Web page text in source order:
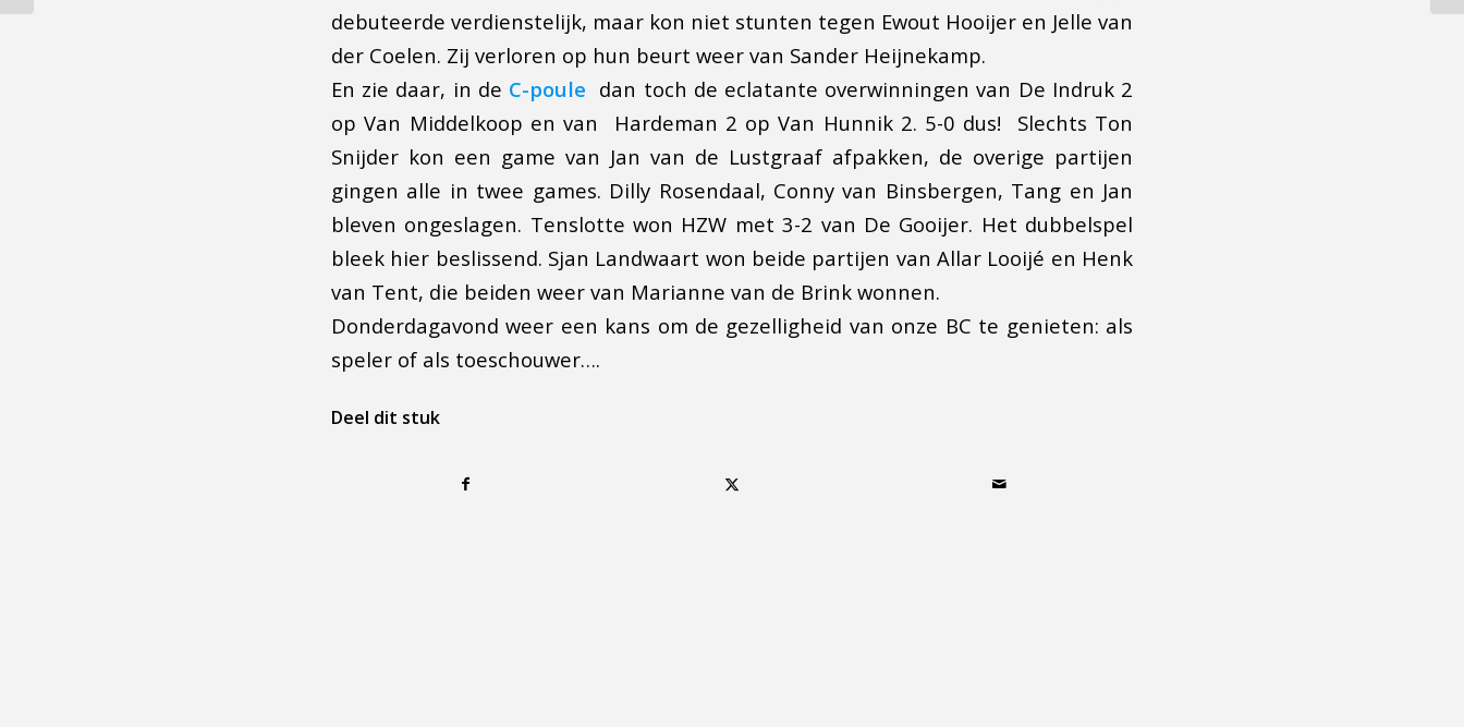
debuteerde verdienstelijk, maar kon niet stunten tegen Ewout Hooijer en Jelle van
der Coelen. Zij verloren op hun beurt weer van Sander Heijnekamp.
En zie daar, in de C-poule dan toch de eclatante overwinningen van De Indruk 2
op Van Middelkoop en van Hardeman 2 op Van Hunnik 2. 5-0 dus! Slechts Ton
Snijder kon een game van Jan van de Lustgraaf afpakken, de overige partijen
gingen alle in twee games. Dilly Rosendaal, Conny van Binsbergen, Tang en Jan
bleven ongeslagen. Tenslotte won HZW met 3-2 van De Gooijer. Het dubbelspel
bleek hier beslissend. Sjan Landwaart won beide partijen van Allar Looijé en Henk
van Tent, die beiden weer van Marianne van de Brink wonnen.
Donderdagavond weer een kans om de gezelligheid van onze BC te genieten: als
speler of als toeschouwer….
Deel dit stuk